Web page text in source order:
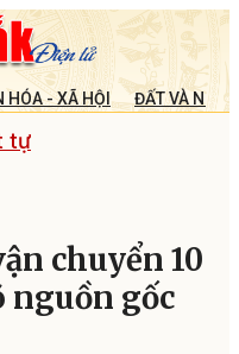
HÓA - XÃ HỘI ĐẤT VÀ
tự
chuyển 10
nguồn gốc